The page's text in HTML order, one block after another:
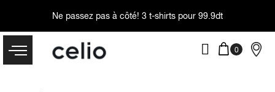
Ne passez pas à côté! 3 t-shirts pour 99.9dt